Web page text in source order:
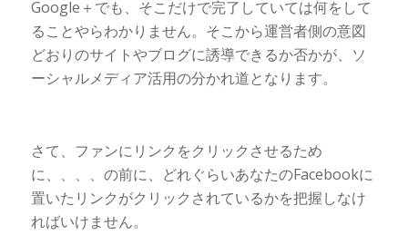
Google＋でも、そこだけで完了していては何をして
ることやらわかりません。そこから運営者側の意図
どおりのサイトやブログに誘導できるか否かが、ソ
ーシャルメディア活用の分かれ道となります。
さて、ファンにリンクをクリックさせるため
に、、、、の前に、どれぐらいあなたのFacebookに
置いたリンクがクリックされているかを把握しなけ
ればいけません。